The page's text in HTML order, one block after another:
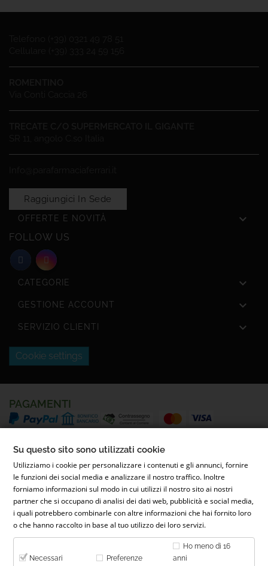
Raggiungici In Sede
OFFERTE E NOVITÀ 
FOLLOW US
CATEGORIE 
GESTIONE ACCOUNT 
SERVIZIO CLIENTI 
Cookie settings
PAGAMENTI
© 2022 Parafarmacia Ferrari Dott.ssa Maila Ferrari | Via Conti
Caccia, 26, 28068 Romentino NO - P.IVA 02653900031 - REA NO-
Su questo sito sono utilizzati cookie
Utilizziamo i cookie per personalizzare i contenuti e gli annunci, fornire
le funzioni dei social media e analizzare il nostro traffico. Inoltre
forniamo informazioni sul modo in cui utilizzi il nostro sito ai nostri
partner che si occupano di analisi dei dati web, pubblicità e social media,
i quali potrebbero combinarle con altre informazioni che hai fornito loro
o che hanno raccolto in base al tuo utilizzo dei loro servizi.
Necessari Preferenze
Ho meno di 16
anni